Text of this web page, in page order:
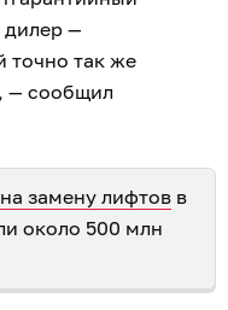
дилер —
точно так же
— сообщил
на замену лифтов в
около 500 млн